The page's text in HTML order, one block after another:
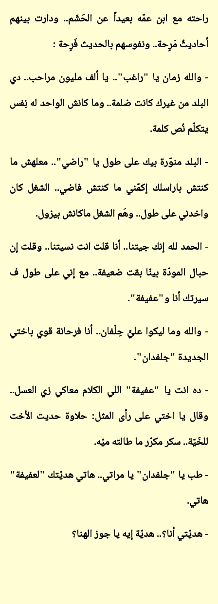
مع ابن عمّه بعيداً عن الحَشَم.. ودارت بينهم
مَرِحة.. ونفوسهم بالحديث فَرِحة :
زمان يا "راغب".. يا ألف مليون مراحب.. دي
من غيرك كانت ضلمة.. وما كانش الواحد له نِفس
نُص كلمة.
منوّرة بيك على طول يا "راضي".. معلهش ما
باراسلك إكمّني ما كنتش فاضي.. الشغل كان
على طول.. وهَم الشغل ماكانش بيزول.
لله إنك جيتنا.. أنا قلت انت نسيتنا.. وقلت إن
المودّة بينّا بقت ضعيفة.. مع إني على طول ف
أنا و"عفيفة".
وما ليكوا عليَّ حِلْفان.. أنا فرحانة قوي باختي
"جلفدان".
يا "عفيفة" اللي الكلام معاكي زي العسل..
يا اختي على رأى المثل: حلاوة حديت الأخت
سكر مكرّر ما طالته ميّه.
"جلفدان" يا مراتي.. هاتي هديّتك "لعفيفة"
أنا؟.. هديّة إيه يا جوز الهنا؟